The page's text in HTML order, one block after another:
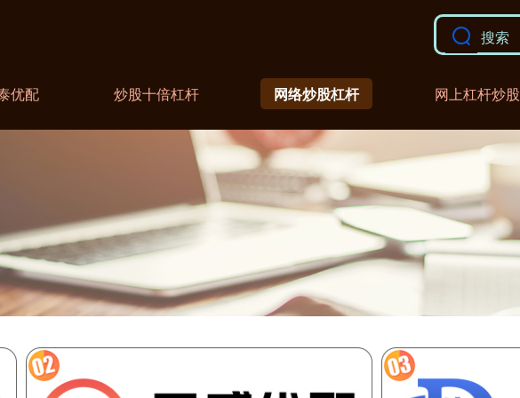
优配 炒股十倍杠杆 网络炒股杠杆 网上杠杆炒股